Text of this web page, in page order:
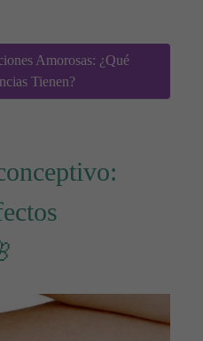
Amorosas: ¿Qué
Tienen?